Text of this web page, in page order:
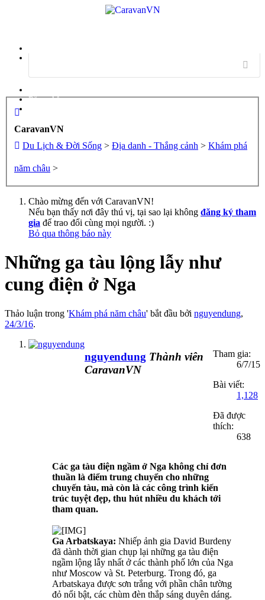
Đăng nhập
CaravanVN
Du Lịch & Đời Sống > Địa danh - Thắng cảnh > Khám phá
năm châu >
Chào mừng đến với CaravanVN!
Nếu bạn thấy nơi đây thú vị, tại sao lại không đăng ký tham
gia để trao đổi cùng mọi người. :)
Bỏ qua thông báo này
Những ga tàu lộng lẫy như
cung điện ở Nga
Thảo luận trong 'Khám phá năm châu' bắt đầu bởi nguyendung,
24/3/16.
nguyendung Thành viên
CaravanVN
Tham gia:
6/7/15
Bài viết:
1,128
Đã được
thích:
638
Các ga tàu điện ngầm ở Nga không chỉ đơn
thuần là điểm trung chuyển cho những
chuyến tàu, mà còn là các công trình kiến
trúc tuyệt đẹp, thu hút nhiều du khách tới
tham quan.
Ga Arbatskaya: Nhiếp ảnh gia David Burdeny
đã dành thời gian chụp lại những ga tàu điện
ngầm lộng lẫy nhất ở các thành phố lớn của Nga
như Moscow và St. Peterburg. Trong đó, ga
Arbatskaya được sơn trắng với phần chân tường
đỏ nổi bật, các chùm đèn thắp sáng duyên dáng.